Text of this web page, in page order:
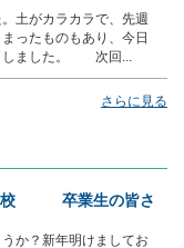
土がカラカラで、先週
ったものもあり、今日
しました。 次回...
さらに見る
学校 卒業生の皆さ
か？新年明けましてお